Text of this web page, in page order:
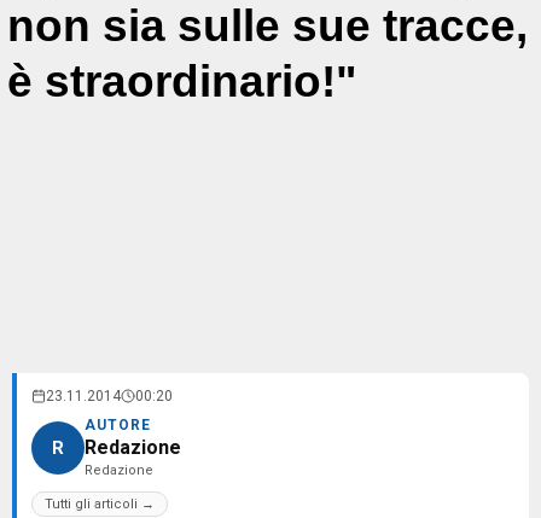
non sia sulle sue tracce,
è straordinario!"
23.11.2014 00:20
R
AUTORE
Redazione
Redazione
Tutti gli articoli →